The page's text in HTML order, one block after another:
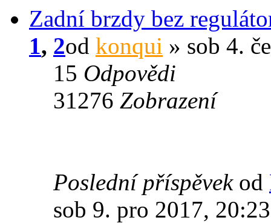
Zadní brzdy bez
1, 2od konqui » sob 4.
15 Odpovědi
31276 Zobrazení
Poslední příspěvek od
sob 9. pro 2017, 20:23